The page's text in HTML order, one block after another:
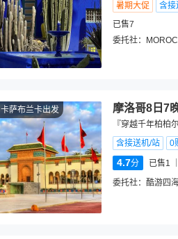
暑期大促
含接
已售7
委托社：
卡萨布兰卡出发 摩洛哥8日7
『穿越千年柏柏
含接送机/站
0
4.7分 已售1
委托社： 酷游四